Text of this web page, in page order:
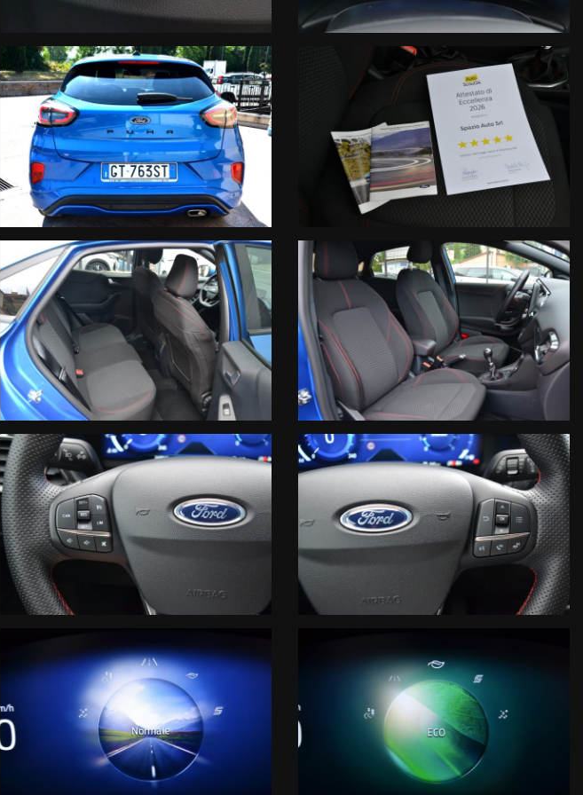
sulle seguenti componentistiche:
in alcun modo l'inserzionista. Vista la quantità di annunci e dettagli inseriti, invitiamo la
il personale vendite.